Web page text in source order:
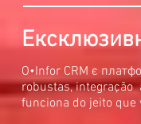
O•Infor CRM є
robustas, integração
funciona do jeito que